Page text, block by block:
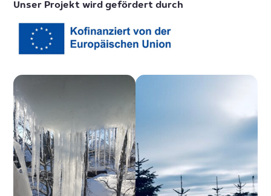
Unser Projekt wird gefördert durch